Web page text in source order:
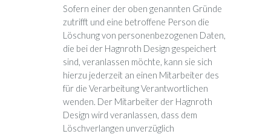
Sofern einer der oben genannten Gründe
zutrifft und eine betroffene Person die
Löschung von personenbezogenen Daten,
die bei der Hagnroth Design gespeichert
sind, veranlassen möchte, kann sie sich
hierzu jederzeit an einen Mitarbeiter des
für die Verarbeitung Verantwortlichen
wenden. Der Mitarbeiter der Hagnroth
Design wird veranlassen, dass dem
Löschverlangen unverzüglich